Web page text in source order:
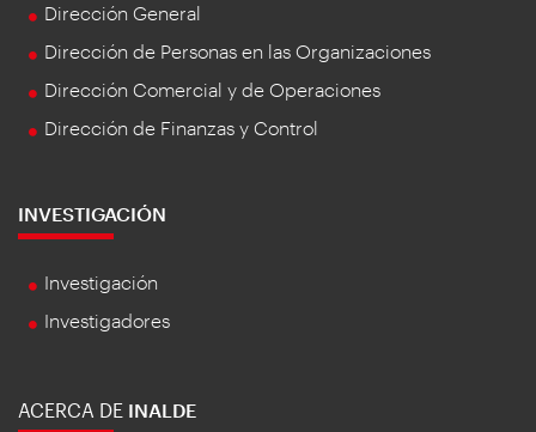
Dirección General
Dirección de Personas en las Organizaciones
Dirección Comercial y de Operaciones
Dirección de Finanzas y Control
INVESTIGACIÓN
Investigación
Investigadores
ACERCA DE INALDE